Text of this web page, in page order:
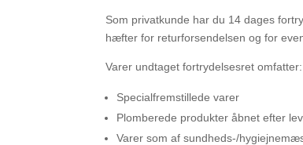
Som privatkunde har du 14 dages
hæfter for returforsendelsen og for
Varer undtaget fortrydelsesret omfatter:
Specialfremstillede varer
Plomberede produkter åbnet efter
Varer som af sundheds-/